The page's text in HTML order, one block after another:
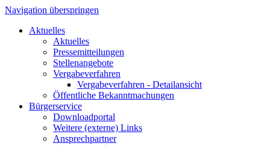
Navigation überspringen
Aktuelles
Aktuelles
Pressemitteilungen
Stellenangebote
Vergabeverfahren
Vergabeverfahren - Detailansicht
Öffentliche Bekanntmachungen
Bürgerservice
Downloadportal
Weitere (externe) Links
Ansprechpartner